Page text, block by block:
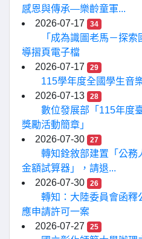
感恩與傳承—樂齡童軍...
2026-07-17
34
「成為識圖老馬－探
導摺頁電子檔
2026-07-17
29
115學年度全國學生音
2026-07-13
28
數位發展部「115年度
獎勵活動簡章」
2026-07-30
27
轉知銓敘部建置「公務
金額試算器」，請退...
2026-07-30
26
轉知：大陸委員會函釋
應申請許可一案
2026-07-27
25